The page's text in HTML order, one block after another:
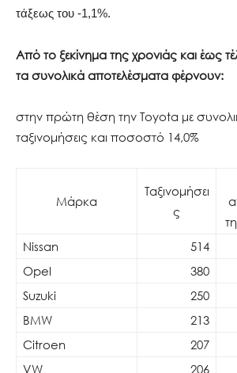
τάξεως του -1,1%.
Από το ξεκίνημα της χρονιάς και έως
τα συνολικά αποτελέσματα φέρνουν:
στην πρώτη θέση την Toyota με
ταξινομήσεις και ποσοστό 14,0%
Mάρκα
Ταξινομήσει
ς
Nissan
514
Opel
380
Suzuki
250
BMW
213
Citroen
207
VW
206